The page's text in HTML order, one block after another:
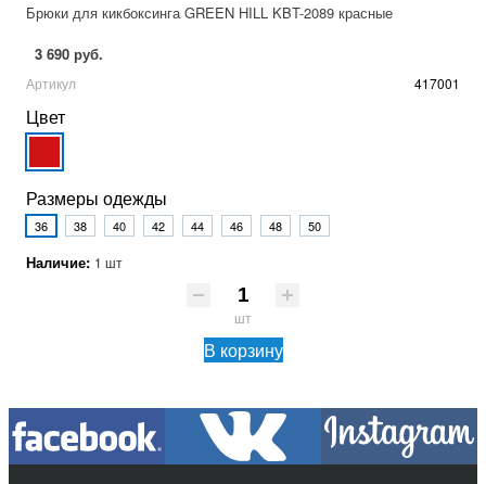
Брюки для кикбоксинга GREEN HILL KBT-2089 красные
3 690 руб.
Артикул 417001
Цвет
Размеры одежды
36 38 40 42 44 46 48 50
Наличие: 1 шт
шт
В корзину